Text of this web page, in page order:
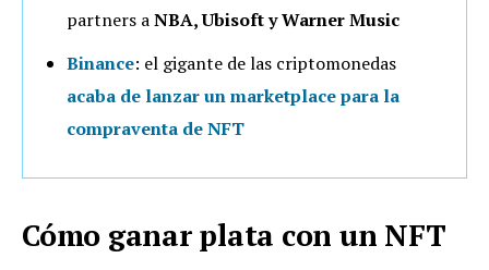
partners aNBA, Ubisoft y Warner Music
Binance: el gigante de las criptomonedas
acaba de lanzar un marketplace para la
compraventa de NFT
Cómo ganar plata con un NFT